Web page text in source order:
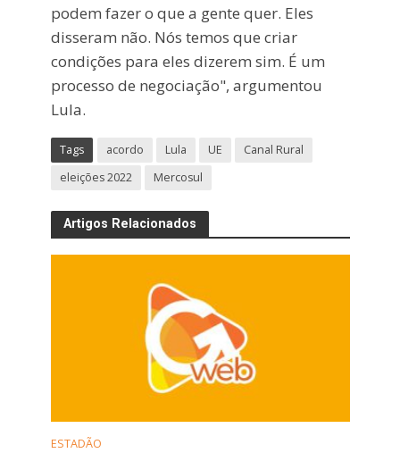
podem fazer o que a gente quer. Eles
disseram não. Nós temos que criar
condições para eles dizerem sim. É um
processo de negociação", argumentou
Lula.
Tags acordo Lula UE
Canal Rural
eleições 2022
Mercosul
Artigos Relacionados
ESTADÃO